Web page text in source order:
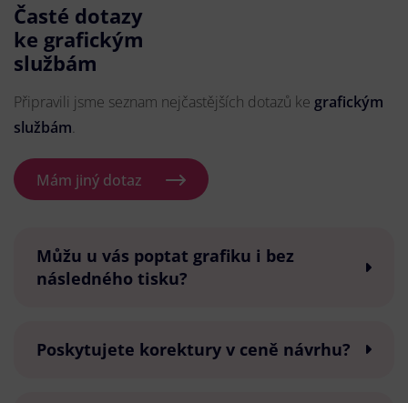
Časté dotazy
ke grafickým
službám
Připravili jsme seznam nejčastějších dotazů ke grafickým
službám.
Mám jiný dotaz
Můžu u vás poptat grafiku i bez
následného tisku?
Poskytujete korektury v ceně návrhu?